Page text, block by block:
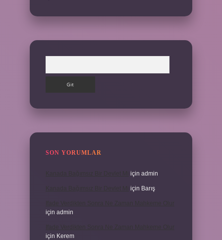
SON YORUMLAR
için admin
için Barış
için admin
için Kerem